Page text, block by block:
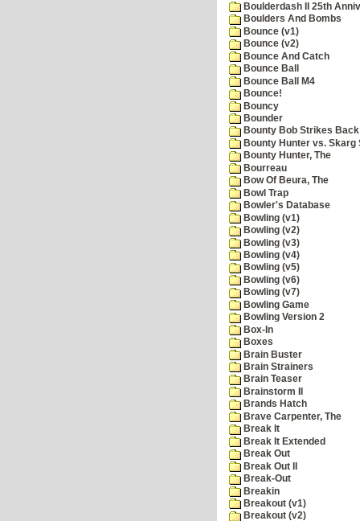
Boulderdash II 25th
Boulders And Bombs
Bounce (v1)
Bounce (v2)
Bounce And Catch
Bounce Ball
Bounce Ball M4
Bounce!
Bouncy
Bounder
Bounty Bob Strikes
Bounty Hunter vs. Skarg
Bounty Hunter, The
Bourreau
Bow Of Beura, The
Bowl Trap
Bowler's Database
Bowling (v1)
Bowling (v2)
Bowling (v3)
Bowling (v4)
Bowling (v5)
Bowling (v6)
Bowling (v7)
Bowling Game
Bowling Version 2
Box-In
Boxes
Brain Buster
Brain Strainers
Brain Teaser
Brainstorm II
Brands Hatch
Brave Carpenter, The
Break It
Break It Extended
Break Out
Break Out II
Break-Out
Breakin
Breakout (v1)
Breakout (v2)